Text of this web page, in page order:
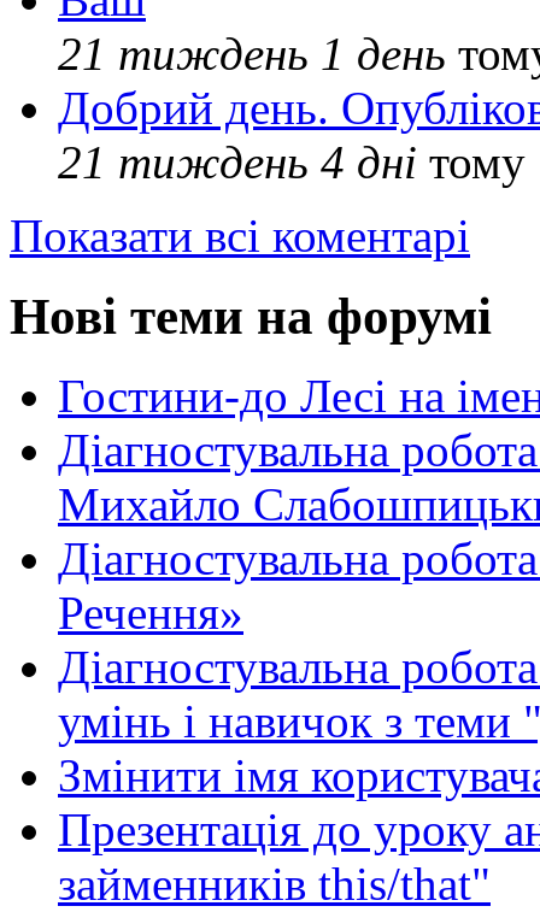
21 тиждень 1 день
Добрий день.
21 тиждень 4 дні тому
Показати всі коментарі
Нові теми на форумі
Гостини-до Лесі на
Діагностувальна
Михайло
Діагностувальна
Речення»
Діагностувальна
умінь і навичок з теми
Змінити імя
Презентація до уроку
займенників this/that"